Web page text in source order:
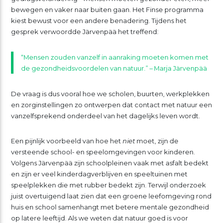
bewegen en vaker naar buiten gaan. Het Finse programma
kiest bewust voor een andere benadering. Tijdens het
gesprek verwoordde Järvenpää het treffend:
“Mensen zouden vanzelf in aanraking moeten komen met
de gezondheidsvoordelen van natuur.” – Marja Järvenpää
De vraag is dus vooral hoe we scholen, buurten, werkplekken
en zorginstellingen zo ontwerpen dat contact met natuur een
vanzelfsprekend onderdeel van het dagelijks leven wordt.
Een pijnlijk voorbeeld van hoe hetnietmoet, zijn de
versteende school- en speelomgevingen voor kinderen.
Volgens Järvenpää zijn schoolpleinen vaak met asfalt bedekt
en zijn er veel kinderdagverblijven en speeltuinen met
speelplekken die met rubber bedekt zijn. Terwijl onderzoek
juist overtuigend laat zien dat een groene leefomgeving rond
huis en school samenhangt met betere mentale gezondheid
op latere leeftijd. Als we weten dat natuur goed is voor